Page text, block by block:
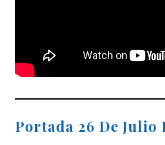
Portada 26 De Julio